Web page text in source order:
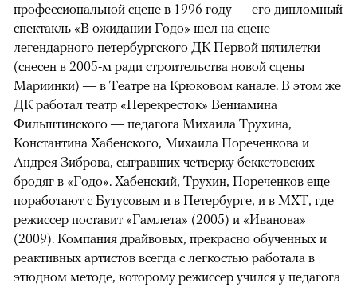
профессиональной сцене в 1996 году — его дипломный
спектакль «В ожидании Годо» шел на сцене
легендарного петербургского ДК Первой пятилетки
(снесен в 2005-м ради строительства новой сцены
Мариинки) — в Театре на Крюковом канале. В этом же
ДК работал театр «Перекресток» Вениамина
Фильштинского — педагога Михаила Трухина,
Константина Хабенского, Михаила Пореченкова и
Андрея Зиброва, сыгравших четверку беккетовских
бродяг в «Годо». Хабенский, Трухин, Пореченков еще
поработают с Бутусовым и в Петербурге, и в МХТ, где
режиссер поставит «Гамлета» (2005) и «Иванова»
(2009). Компания драйвовых, прекрасно обученных и
реактивных артистов всегда с легкостью работала в
этюдном методе, которому режиссер учился у педагога